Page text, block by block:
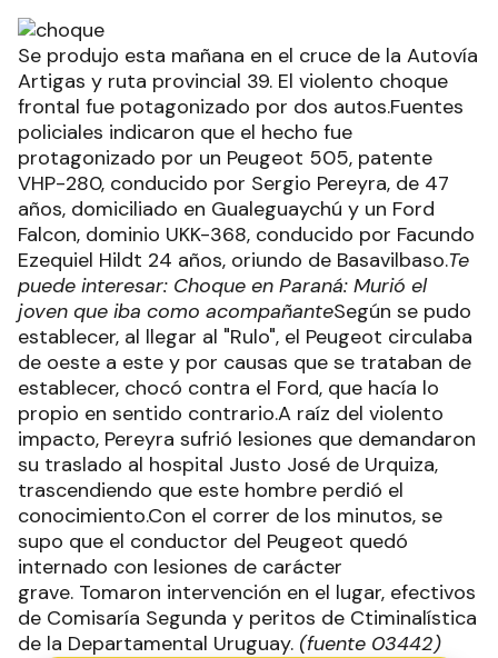
Se produjo esta mañana en el cruce de la Autovía
Artigas y ruta provincial 39. El violento choque
frontal fue potagonizado por dos autos.Fuentes
policiales indicaron que el hecho fue
protagonizado por un Peugeot 505, patente
VHP-280, conducido por Sergio Pereyra, de 47
años, domiciliado en Gualeguaychú y un Ford
Falcon, dominio UKK-368, conducido por Facundo
Ezequiel Hildt 24 años, oriundo de Basavilbaso.Te
puede interesar: Choque en Paraná: Murió el
joven que iba como acompañanteSegún se pudo
establecer, al llegar al "Rulo", el Peugeot circulaba
de oeste a este y por causas que se trataban de
establecer, chocó contra el Ford, que hacía lo
propio en sentido contrario.A raíz del violento
impacto, Pereyra sufrió lesiones que demandaron
su traslado al hospital Justo José de Urquiza,
trascendiendo que este hombre perdió el
conocimiento.Con el correr de los minutos, se
supo que el conductor del Peugeot quedó
internado con lesiones de carácter
grave. Tomaron intervención en el lugar, efectivos
de Comisaría Segunda y peritos de Ctiminalística
de la Departamental Uruguay. (fuente 03442)